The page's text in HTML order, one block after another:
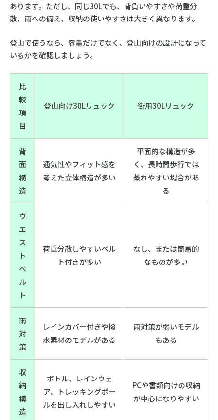
あります。ただし、同じ30Lでも、背負いやすさや荷重分
散、雨への備え、収納の使いやすさは大きく異なります。
登山で使うなら、容量だけでなく、登山向けの設計になって
いるかを確認しましょう。
比
較
項
目
登山向け30Lリュック 街用30Lリュック
背
面
構
造
通気性やフィット感を
考えた立体構造が多い
平面的な構造が多
く、長時間歩行では
蒸れやすい場合があ
る
ウ
エ
ス
ト
ベ
ル
ト
荷重分散しやすいベル
ト付きが多い
なし、または簡易的
なものが多い
雨
対
策
レインカバー付きや撥
水素材のモデルがある
雨対策が弱いモデル
もある
収
納
構
造
ボトル、レインウェ
ア、トレッキングポー
ルを出し入れしやすい
PCや書類向けの収納
が中心になりやすい